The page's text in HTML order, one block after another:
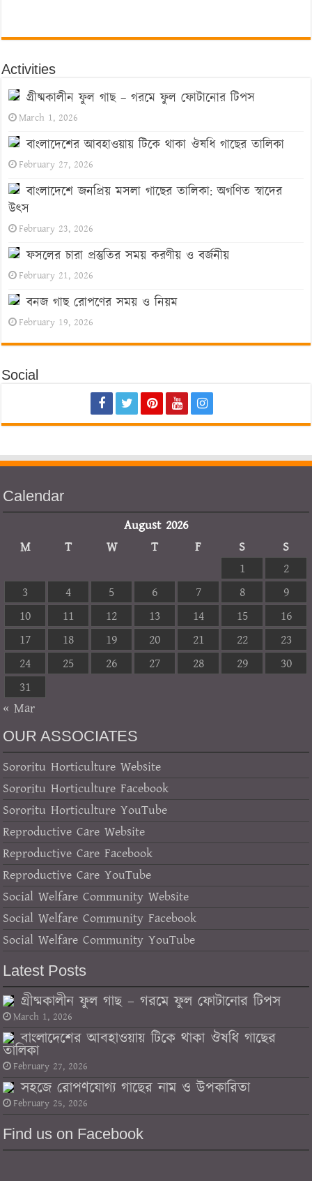
Activities
গ্রীষ্মকালীন ফুল গাছ – গরমে ফুল ফোটানোর টিপস
March 1, 2026
বাংলাদেশের আবহাওয়ায় টিকে থাকা ঔষধি গাছের তালিকা
February 27, 2026
বাংলাদেশে জনপ্রিয় মসলা গাছের তালিকা: অগণিত স্বাদের
উৎস
February 23, 2026
ফসলের চারা প্রস্তুতির সময় করণীয় ও বর্জনীয়
February 21, 2026
বনজ গাছ রোপণের সময় ও নিয়ম
February 19, 2026
Social
Calendar
August 2026
M
T W T F S
S
1
2
3
4 5 6 7 8
9
10
11 12 13 14 15
16
17
18 19 20 21 22
23
24
25 26 27 28 29
30
31
« Mar
OUR ASSOCIATES
Sororitu Horticulture Website
Sororitu Horticulture Facebook
Sororitu Horticulture YouTube
Reproductive Care Website
Reproductive Care Facebook
Reproductive Care YouTube
Social Welfare Community Website
Social Welfare Community Facebook
Social Welfare Community YouTube
Latest Posts
গ্রীষ্মকালীন ফুল গাছ – গরমে ফুল ফোটানোর টিপস
March 1, 2026
বাংলাদেশের আবহাওয়ায় টিকে থাকা ঔষধি গাছের
তালিকা
February 27, 2026
সহজে রোপণযোগ্য গাছের নাম ও উপকারিতা
February 25, 2026
Find us on Facebook